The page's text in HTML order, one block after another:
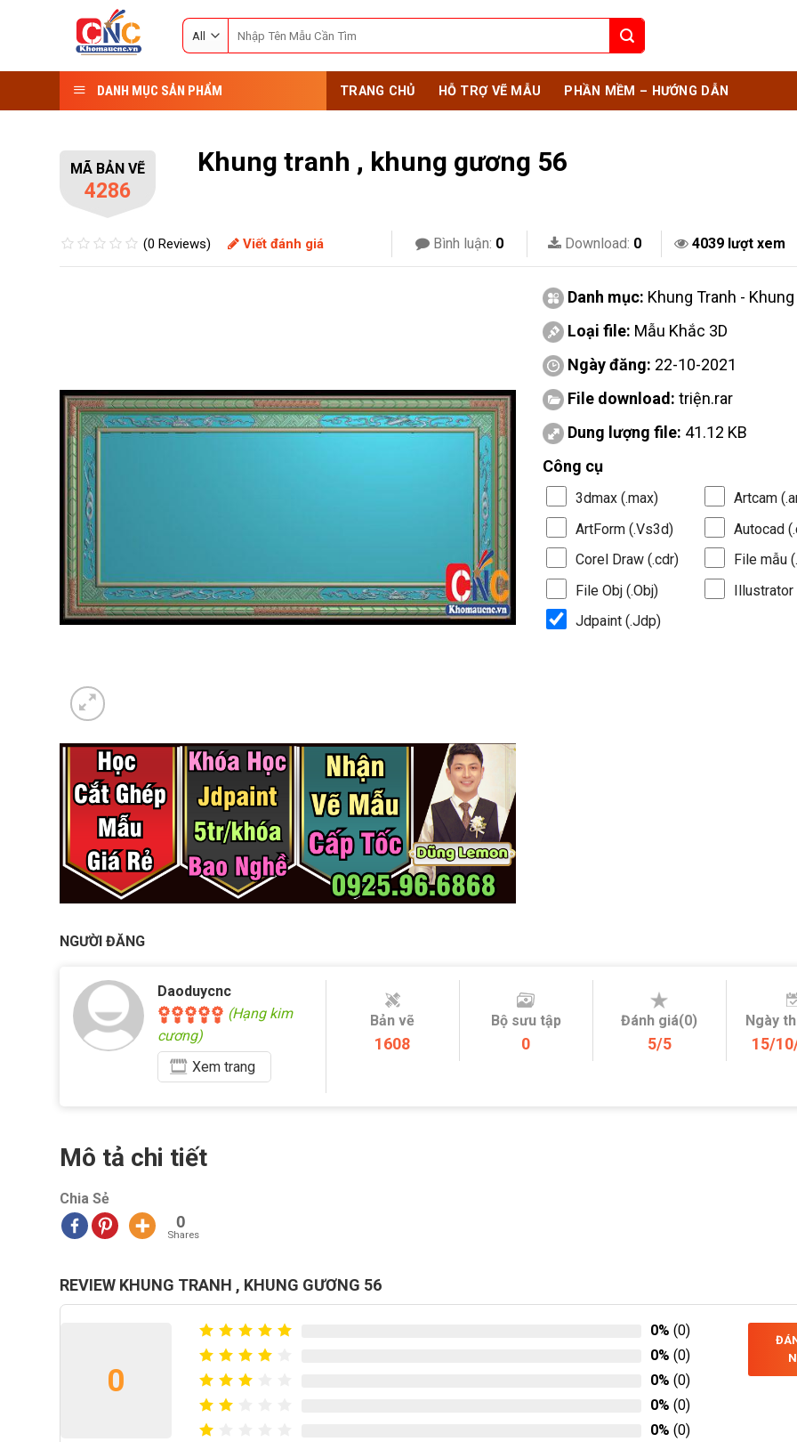
for:
DANH MỤC SẢN PHẨM TRANG CHỦ HỖ TRỢ VẼ MẪU PHẦN MỀM – HƯỚNG DẪN
MÃ BẢN VẼ
4286
Khung tranh , khung gương 56
(0 Reviews) Viết đánh giá Bình luận: 0 Download: 0 4039 lượt xem
Danh mục: Khung Tranh -
Loại file: Mẫu Khắc 3D
Ngày đăng: 22-10-2021
File download: triện.rar
Dung lượng file: 41.12 KB
Công cụ
3dmax (.max)
Artcam
ArtForm (.Vs3d)
Autocad
Corel Draw (.cdr)
File mẫu
File Obj (.Obj)
Illustrator
Jdpaint (.Jdp)
NGƯỜI ĐĂNG
Daoduycnc
(Hạng kim
cương)
Xem trang
Bản vẽ
1608
Bộ sưu tập
0
Đánh giá(0)
5/5
Ngày
15/
Mô tả chi tiết
Chia Sẻ
0
Shares
REVIEW KHUNG TRANH , KHUNG GƯƠNG 56
0
0% (0)
0% (0)
0% (0)
0% (0)
0% (0)